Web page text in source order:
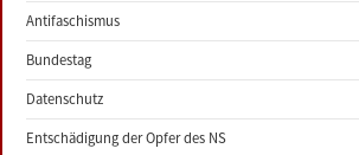
Antifaschismus
Bundestag
Datenschutz
Entschädigung der Opfer des NS